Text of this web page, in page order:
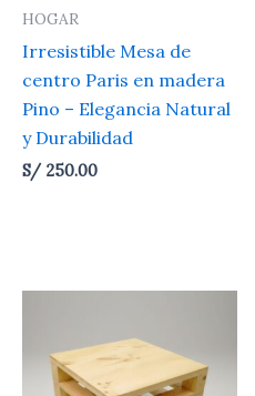
HOGAR
Irresistible Mesa de
centro Paris en madera
Pino – Elegancia Natural
y Durabilidad
S/250.00